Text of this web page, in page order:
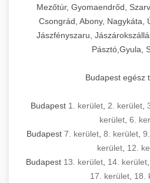
Mezőtúr, Gyomaendrőd,
Csongrád, Abony, Nagykáta,
Jászfényszaru,
Pásztó,Gyula,
Budapest egész
Budapest 1. kerület 2. kerület
kerület 6.
Budapest 7. kerület, 8. kerület,
kerület 12.
Budapest 13. kerület 14. kerület
17. kerület 18.